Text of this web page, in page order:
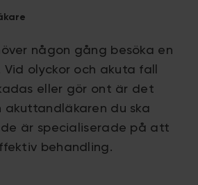
någon gång besöka en
olyckor och akuta fall
eller gör ont är det
akuttandläkaren du ska
är specialiserade på att
behandling.